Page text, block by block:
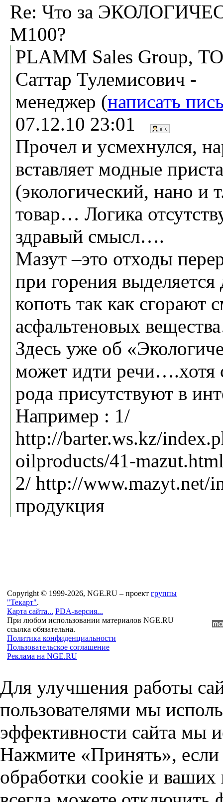
Re: Что за
М100?
PLAMM Sales Group,
Саттар Тулемисович -
менеджер (написать
07.12.10 23:01
Прочел и усмехнулся,
вставляет модные
(экологический, нано
товар… Логика
здравый смысл….
Мазут –это отходы
при горения
копоть так как сгорают
асфальтеновых
Здесь уже об
может идти речи….хотя
рода присутствуют в
Например : 1/
http://barter.ws.kz/
oilproducts/41-
2/ http://www.mazyt.net/
продукция
Copyright © 1999-2026, NGE.RU – проект группы
"Текарт".
Карта сайта... PDA-версия...
При любом использовании материалов NGE.RU
ссылка обязательна.
Политика конфиденциальности
Пользовательское соглашение
Реклама на NGE.RU
Для улучшения работы
пользователями мы
эффективности сайта мы
Нажмите «Принять», если
обработки cookie и